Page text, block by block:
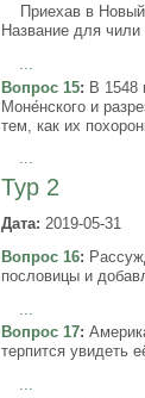
Приехав в Новый
Название для
Вопрос 15: В 1548
Моне́нского и
тем, как их
...
Тур 2
Дата: 2019-05-31
Вопрос 16:
пословицы и
Вопрос 17:
терпится увидеть
...